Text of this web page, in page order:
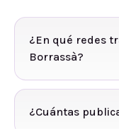
¿En qué redes
Borrassà?
¿Cuántas